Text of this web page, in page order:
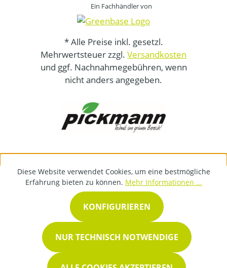
Ein Fachhändler von
* Alle Preise inkl. gesetzl.
Mehrwertsteuer zzgl. Versandkosten
und ggf. Nachnahmegebühren, wenn
nicht anders angegeben.
Diese Website verwendet Cookies, um eine bestmögliche
Erfahrung bieten zu können. Mehr Informationen ...
NUR TECHNISCH NOTWENDIGE
KONFIGURIEREN